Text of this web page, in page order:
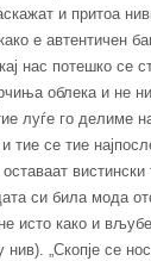
и притоа
е автентичен
нас потешко се
облека и не
луѓе го делиме
и тие се тие
оставаат
си била мода
исто како и
нив). „Скопје се